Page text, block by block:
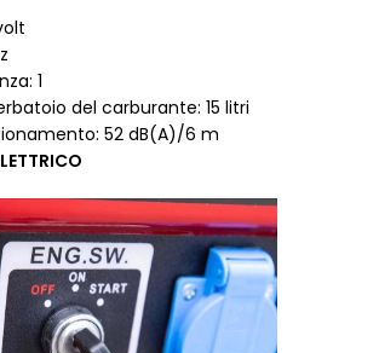
1
del carburante: 15 litri
52 dB(A)/6 m